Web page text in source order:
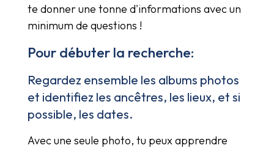
te donner une tonne d'informations avec un
minimum de questions !
Pour débuter la recherche:
Regardez ensemble les albums photos
et identifiez les ancêtres, les lieux, et si
possible, les dates.
Avec une seule photo, tu peux apprendre